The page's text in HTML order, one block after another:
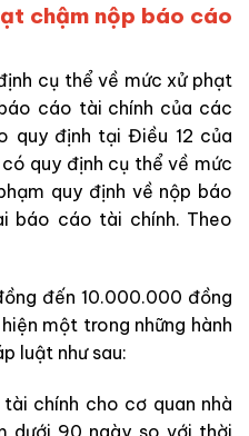
chậm nộp báo cáo
cụ thể về mức xử phạt
cáo tài chính của các
quy định tại Điều 12 của
quy định cụ thể về mức
quy định về nộp báo
báo cáo tài chính. Theo
đến 10.000.000 đồng
một trong những hành
luật như sau:
chính cho cơ quan nhà